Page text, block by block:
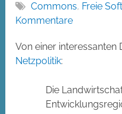
Commons, Freie
Kommentare
Von einer interessanten
Netzpolitik:
Die